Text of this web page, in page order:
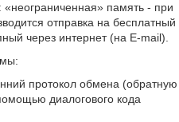
память - при
отправка на бесплатный
через интернет (на E-mail).
протокол обмена (обратную
диалогового кода